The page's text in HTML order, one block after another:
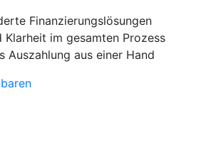
Finanzierungslösungen
Klarheit im gesamten Prozess
Auszahlung aus einer Hand